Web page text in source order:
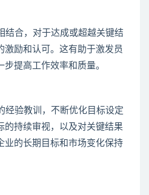
结合，对于达成或超越关键结
激励和认可。这有助于激发员
提高工作效率和质量。
经验教训，不断优化目标设定
的持续审视，以及对关键结果
业的长期目标和市场变化保持